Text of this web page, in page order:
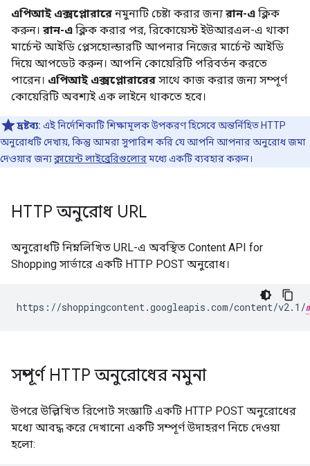
এপিআই এক্সপ্লোরারে নমুনাটি চেষ্টা করার জন্য রান-এ ক্লিক
করুন। রান-এ ক্লিক করার পর, রিকোয়েস্ট ইউআরএল-এ থাকা
মার্চেন্ট আইডি প্লেসহোল্ডারটি আপনার নিজের মার্চেন্ট আইডি
দিয়ে আপডেট করুন। আপনি কোয়েরিটি পরিবর্তন করতে
পারেন। এপিআই এক্সপ্লোরারের সাথে কাজ করার জন্য সম্পূর্ণ
কোয়েরিটি অবশ্যই এক লাইনে থাকতে হবে।
দ্রষ্টব্য: এই নির্দেশিকাটি শিক্ষামূলক উপকরণ হিসেবে অন্তর্নিহিত HTTP
অনুরোধটি দেখায়, কিন্তু আমরা সুপারিশ করি যে আপনি আপনার অনুরোধ জমা
দেওয়ার জন্যক্লায়েন্ট লাইব্রেরিগুলোরমধ্যে একটি ব্যবহার করুন।
HTTP অনুরোধ URL
অনুরোধটি নিম্নলিখিত URL-এ অবস্থিত Content API for
Shopping সার্ভারে একটি HTTP POST অনুরোধ।
https://shoppingcontent.googleapis.com/content/v2.1/
সম্পূর্ণ HTTP অনুরোধের নমুনা
উপরে উল্লিখিত রিপোর্ট সংজ্ঞাটি একটি HTTP POST অনুরোধের
মধ্যে আবদ্ধ করে দেখানো একটি সম্পূর্ণ উদাহরণ নিচে দেওয়া
হলো: